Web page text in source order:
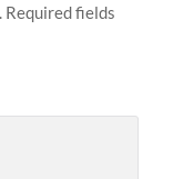
Required fields